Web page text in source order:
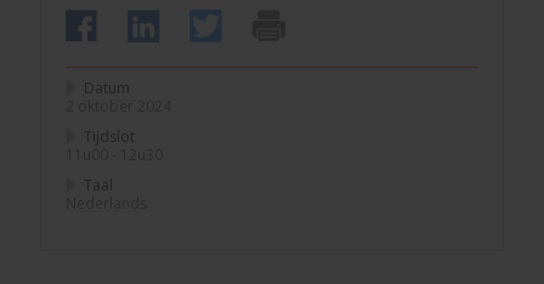
Datum
Tijdslot
Taal